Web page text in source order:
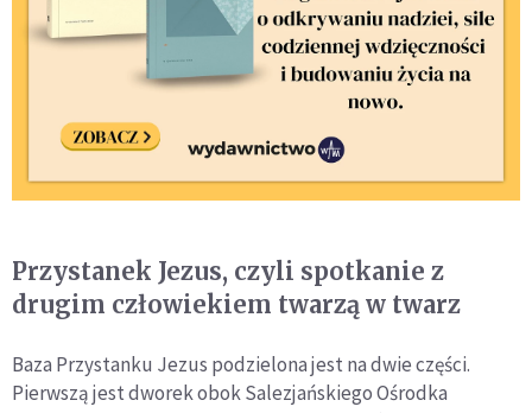
Przystanek Jezus, czyli spotkanie z
drugim człowiekiem twarzą w twarz
Baza Przystanku Jezus podzielona jest na dwie części.
Pierwszą jest dworek obok Salezjańskiego Ośrodka